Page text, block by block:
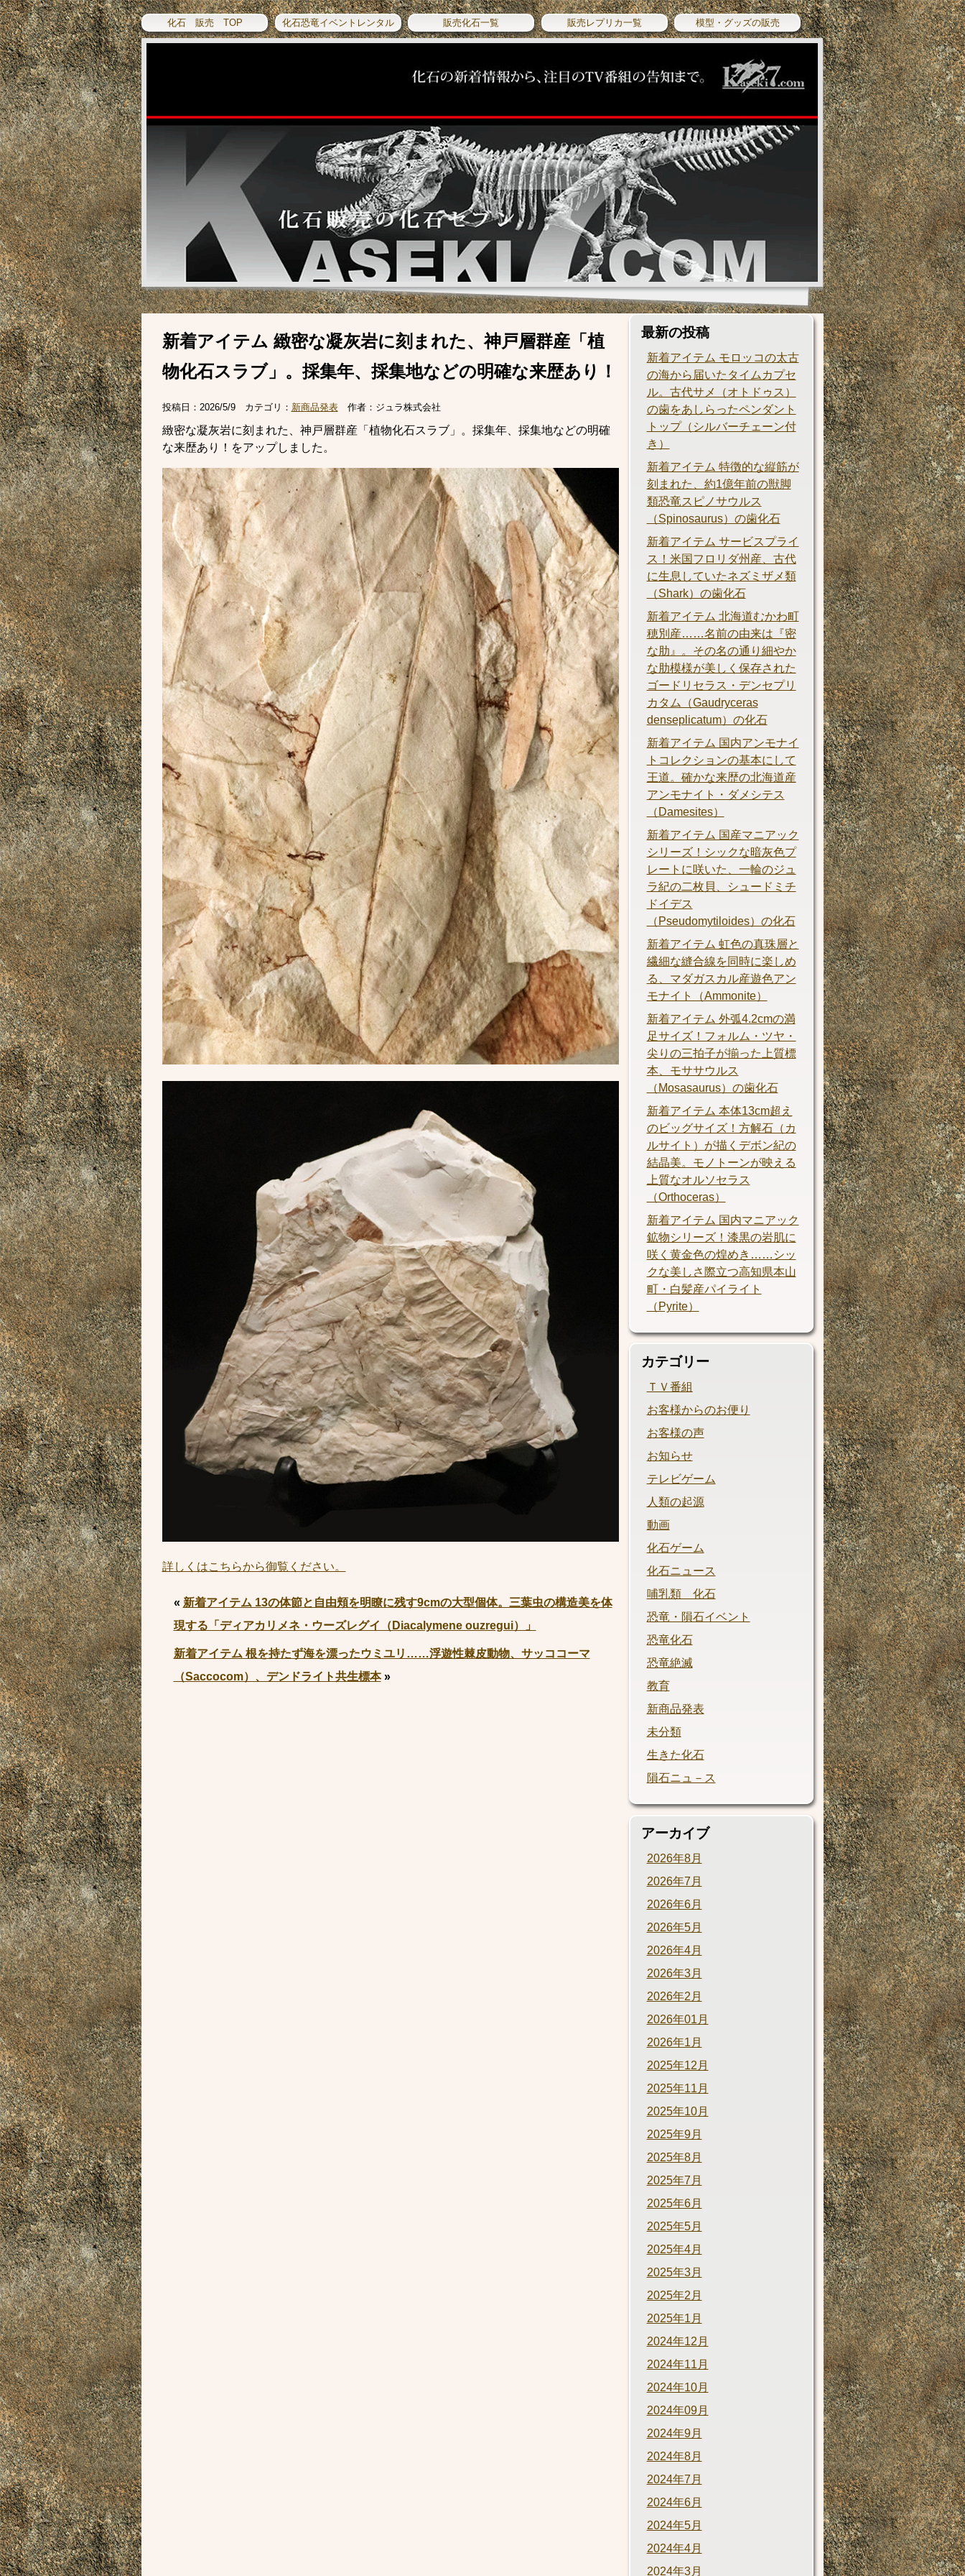
化石 販売 TOP 化石恐竜イベントレンタル 販売化石一覧 販売レプリカ一覧 模型・グッズの販売
新着アイテム 緻密な凝灰岩に刻まれた、神戸層群産「植
物化石スラブ」。採集年、採集地などの明確な来歴あり！
投稿日： 2026/5/9カテゴリ： 新商品発表作者： ジュラ株式会社
緻密な凝灰岩に刻まれた、神戸層群産「植物化石スラブ」。採集年、採集地などの明確
な来歴あり！をアップしました。
詳しくはこちらから御覧ください。
« 新着アイテム 13の体節と自由頬を明瞭に残す9cmの大型個体。三葉虫の構造美を体
現する「ディアカリメネ・ウーズレグイ（Diacalymene ouzregui）」
新着アイテム 根を持たず海を漂ったウミユリ……浮遊性棘皮動物、サッココーマ
（Saccocom）、デンドライト共生標本»
最新の投稿
新着アイテム モロッコの太古
の海から届いたタイムカプセ
ル。古代サメ（オトドゥス）
の歯をあしらったペンダント
トップ（シルバーチェーン付
き）
新着アイテム 特徴的な縦筋が
刻まれた、約1億年前の獣脚
類恐竜スピノサウルス
（Spinosaurus）の歯化石
新着アイテム サービスプライ
ス！米国フロリダ州産、古代
に生息していたネズミザメ類
（Shark）の歯化石
新着アイテム 北海道むかわ町
穂別産……名前の由来は『密
な肋』。その名の通り細やか
な肋模様が美しく保存された
ゴードリセラス・デンセプリ
カタム（Gaudryceras
denseplicatum）の化石
新着アイテム 国内アンモナイ
トコレクションの基本にして
王道。確かな来歴の北海道産
アンモナイト・ダメシテス
（Damesites）
新着アイテム 国産マニアック
シリーズ！シックな暗灰色プ
レートに咲いた、一輪のジュ
ラ紀の二枚貝、シュードミチ
ドイデス
（Pseudomytiloides）の化石
新着アイテム 虹色の真珠層と
繊細な縫合線を同時に楽しめ
る、マダガスカル産遊色アン
モナイト（Ammonite）
新着アイテム 外弧4.2cmの満
足サイズ！フォルム・ツヤ・
尖りの三拍子が揃った上質標
本、モササウルス
（Mosasaurus）の歯化石
新着アイテム 本体13cm超え
のビッグサイズ！方解石（カ
ルサイト）が描くデボン紀の
結晶美。モノトーンが映える
上質なオルソセラス
（Orthoceras）
新着アイテム 国内マニアック
鉱物シリーズ！漆黒の岩肌に
咲く黄金色の煌めき……シッ
クな美しさ際立つ高知県本山
町・白髪産パイライト
（Pyrite）
カテゴリー
ＴＶ番組
お客様からのお便り
お客様の声
お知らせ
テレビゲーム
人類の起源
動画
化石ゲーム
化石ニュース
哺乳類 化石
恐竜・隕石イベント
恐竜化石
恐竜絶滅
教育
新商品発表
未分類
生きた化石
隕石ニュ－ス
アーカイブ
2026年8月
2026年7月
2026年6月
2026年5月
2026年4月
2026年3月
2026年2月
2026年01月
2026年1月
2025年12月
2025年11月
2025年10月
2025年9月
2025年8月
2025年7月
2025年6月
2025年5月
2025年4月
2025年3月
2025年2月
2025年1月
2024年12月
2024年11月
2024年10月
2024年09月
2024年9月
2024年8月
2024年7月
2024年6月
2024年5月
2024年4月
2024年3月